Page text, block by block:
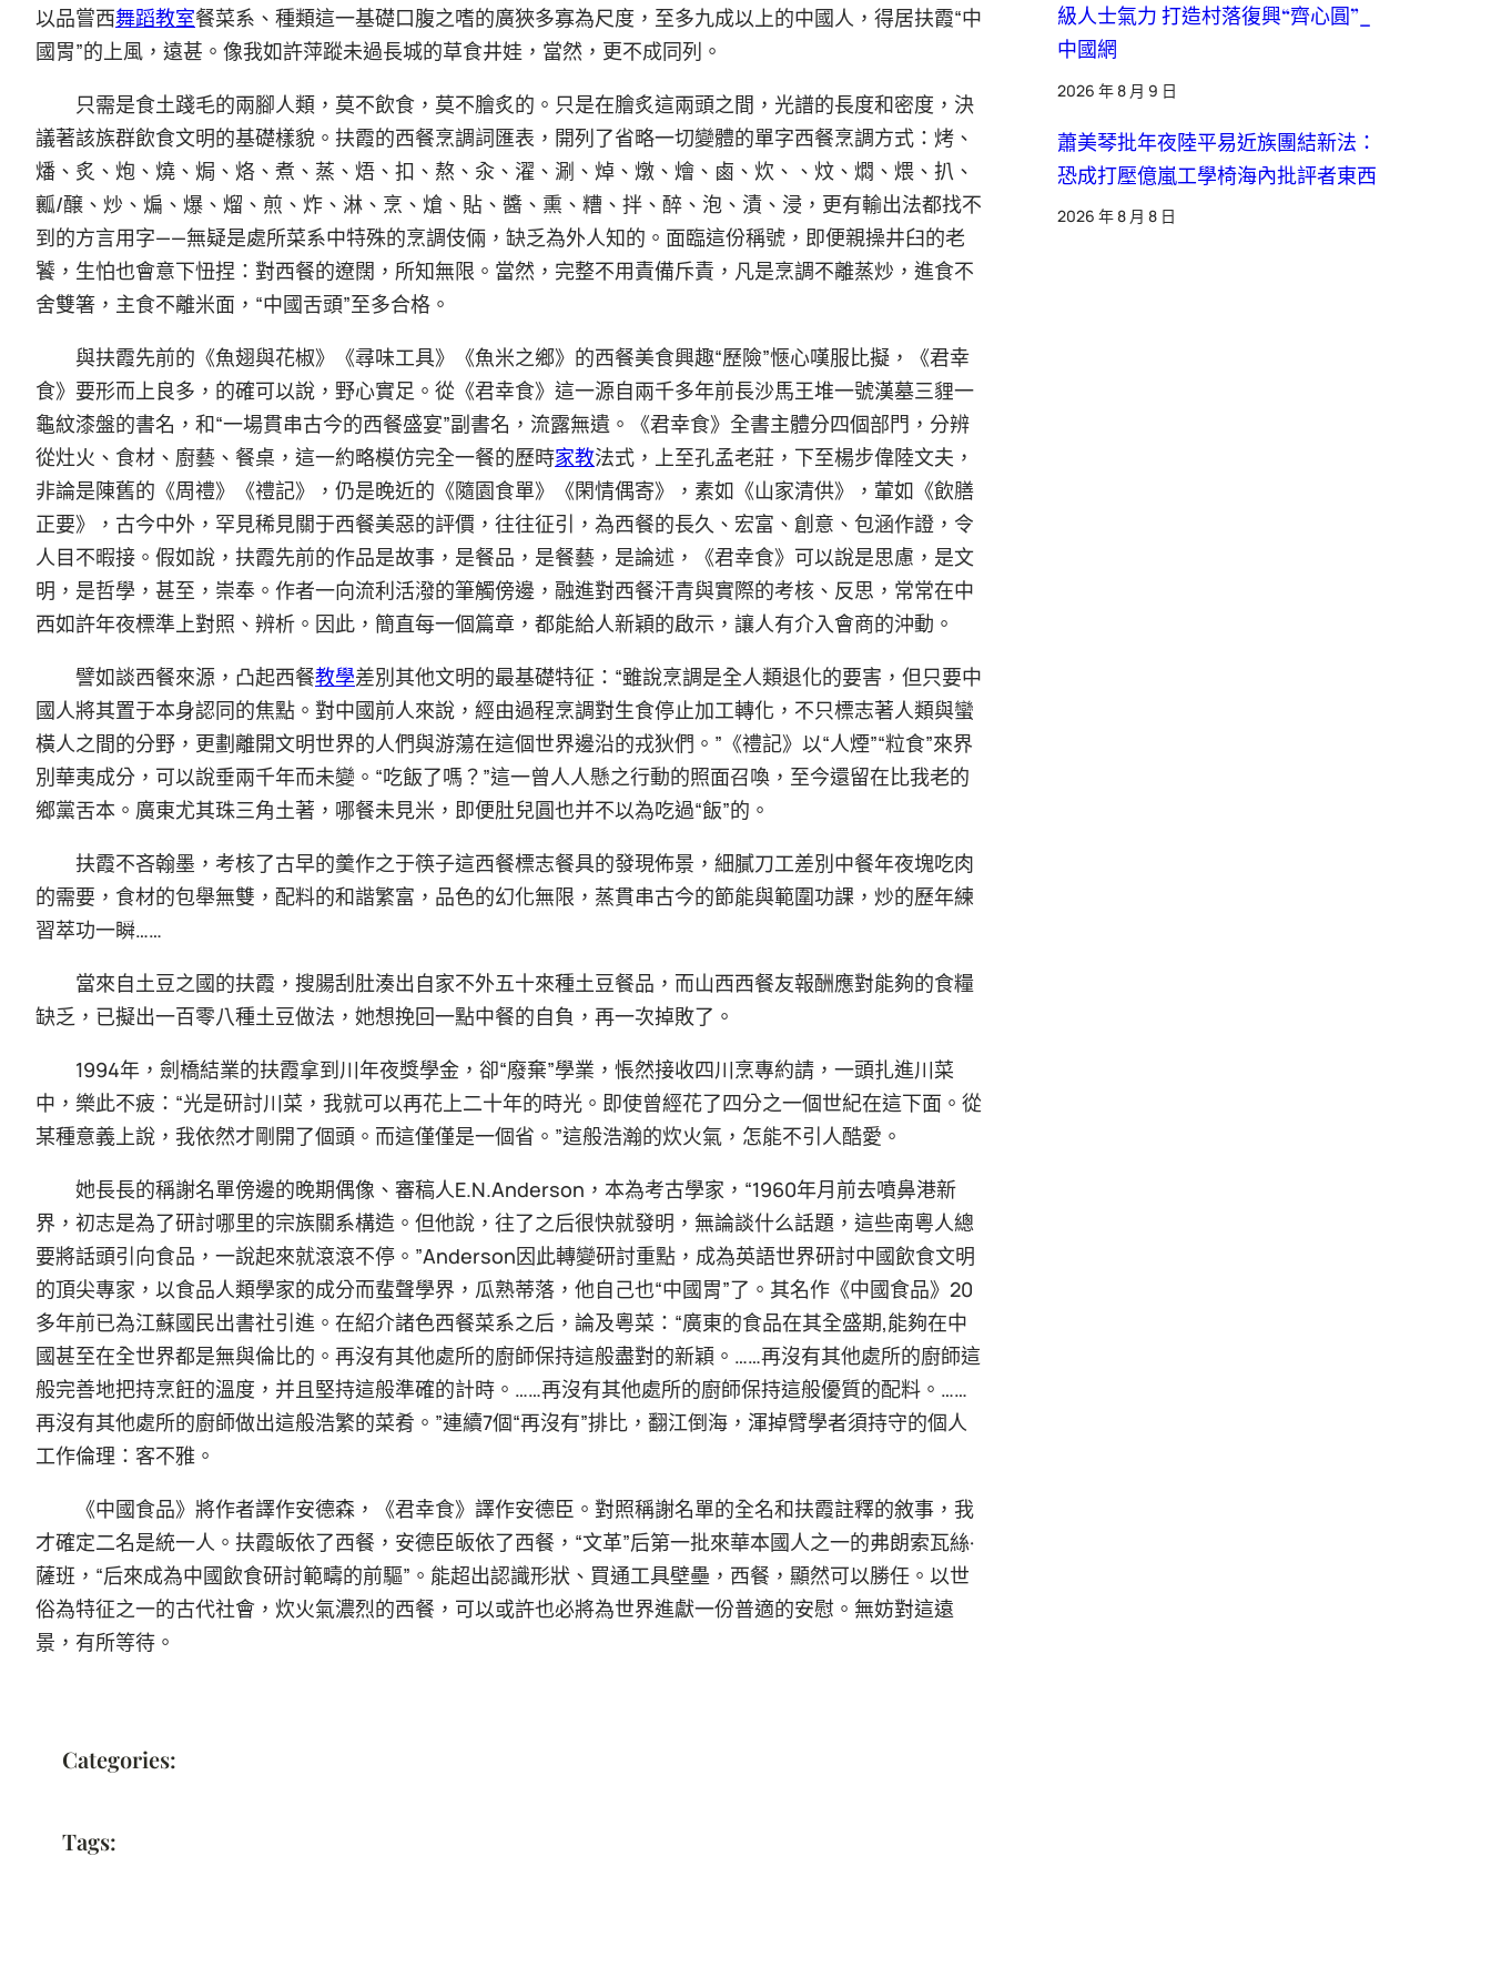
以品嘗西舞蹈教室餐菜系、種類這一基礎口腹之嗜的廣狹多寡為尺度，至多九成以上的中國人，得居扶霞“中
國胃”的上風，遠甚。像我如許萍蹤未過長城的草食井娃，當然，更不成同列。
只需是食土踐毛的兩腳人類，莫不飲食，莫不膾炙的。只是在膾炙這兩頭之間，光譜的長度和密度，決
議著該族群飲食文明的基礎樣貌。扶霞的西餐烹調詞匯表，開列了省略一切變體的單字西餐烹調方式：烤、
燔、炙、炮、燒、焗、烙、煮、蒸、焐、扣、熬、汆、濯、涮、焯、燉、燴、鹵、炊、、炆、燜、煨、扒、
瓤/醸、炒、煸、爆、熘、煎、炸、淋、烹、熗、貼、醬、熏、糟、拌、醉、泡、漬、浸，更有輸出法都找不
到的方言用字——無疑是處所菜系中特殊的烹調伎倆，缺乏為外人知的。面臨這份稱號，即便親操井臼的老
饕，生怕也會意下忸捏：對西餐的遼闊，所知無限。當然，完整不用責備斥責，凡是烹調不離蒸炒，進食不
舍雙箸，主食不離米面，“中國舌頭”至多合格。
與扶霞先前的《魚翅與花椒》《尋味工具》《魚米之鄉》的西餐美食興趣“歷險”愜心嘆服比擬，《君幸
食》要形而上良多，的確可以說，野心實足。從《君幸食》這一源自兩千多年前長沙馬王堆一號漢墓三貍一
龜紋漆盤的書名，和“一場貫串古今的西餐盛宴”副書名，流露無遺。《君幸食》全書主體分四個部門，分辨
從灶火、食材、廚藝、餐桌，這一約略模仿完全一餐的歷時家教法式，上至孔孟老莊，下至楊步偉陸文夫，
非論是陳舊的《周禮》《禮記》，仍是晚近的《隨園食單》《閑情偶寄》，素如《山家清供》，葷如《飲膳
正要》，古今中外，罕見稀見關于西餐美惡的評價，往往征引，為西餐的長久、宏富、創意、包涵作證，令
人目不暇接。假如說，扶霞先前的作品是故事，是餐品，是餐藝，是論述，《君幸食》可以說是思慮，是文
明，是哲學，甚至，崇奉。作者一向流利活潑的筆觸傍邊，融進對西餐汗青與實際的考核、反思，常常在中
西如許年夜標準上對照、辨析。因此，簡直每一個篇章，都能給人新穎的啟示，讓人有介入會商的沖動。
譬如談西餐來源，凸起西餐教學差別其他文明的最基礎特征：“雖說烹調是全人類退化的要害，但只要中
國人將其置于本身認同的焦點。對中國前人來說，經由過程烹調對生食停止加工轉化，不只標志著人類與蠻
橫人之間的分野，更劃離開文明世界的人們與游蕩在這個世界邊沿的戎狄們。”《禮記》以“人煙”“粒食”來界
別華夷成分，可以說垂兩千年而未變。“吃飯了嗎？”這一曾人人懸之行動的照面召喚，至今還留在比我老的
鄉黨舌本。廣東尤其珠三角土著，哪餐未見米，即便肚兒圓也并不以為吃過“飯”的。
扶霞不吝翰墨，考核了古早的羹作之于筷子這西餐標志餐具的發現佈景，細膩刀工差別中餐年夜塊吃肉
的需要，食材的包舉無雙，配料的和諧繁富，品色的幻化無限，蒸貫串古今的節能與範圍功課，炒的歷年練
習萃功一瞬……
當來自土豆之國的扶霞，搜腸刮肚湊出自家不外五十來種土豆餐品，而山西西餐友報酬應對能夠的食糧
缺乏，已擬出一百零八種土豆做法，她想挽回一點中餐的自負，再一次掉敗了。
1994年，劍橋結業的扶霞拿到川年夜獎學金，卻“廢棄”學業，悵然接收四川烹專約請，一頭扎進川菜
中，樂此不疲：“光是研討川菜，我就可以再花上二十年的時光。即使曾經花了四分之一個世紀在這下面。從
某種意義上說，我依然才剛開了個頭。而這僅僅是一個省。”這般浩瀚的炊火氣，怎能不引人酷愛。
她長長的稱謝名單傍邊的晚期偶像、審稿人E.N.Anderson，本為考古學家，“1960年月前去噴鼻港新
界，初志是為了研討哪里的宗族關系構造。但他說，往了之后很快就發明，無論談什么話題，這些南粵人總
要將話頭引向食品，一說起來就滾滾不停。”Anderson因此轉變研討重點，成為英語世界研討中國飲食文明
的頂尖專家，以食品人類學家的成分而蜚聲學界，瓜熟蒂落，他自己也“中國胃”了。其名作《中國食品》20
多年前已為江蘇國民出書社引進。在紹介諸色西餐菜系之后，論及粵菜：“廣東的食品在其全盛期,能夠在中
國甚至在全世界都是無與倫比的。再沒有其他處所的廚師保持這般盡對的新穎。……再沒有其他處所的廚師這
般完善地把持烹飪的溫度，并且堅持這般準確的計時。……再沒有其他處所的廚師保持這般優質的配料。……
再沒有其他處所的廚師做出這般浩繁的菜肴。”連續7個“再沒有”排比，翻江倒海，渾掉臂學者須持守的個人
工作倫理：客不雅。
《中國食品》將作者譯作安德森，《君幸食》譯作安德臣。對照稱謝名單的全名和扶霞註釋的敘事，我
才確定二名是統一人。扶霞皈依了西餐，安德臣皈依了西餐，“文革”后第一批來華本國人之一的弗朗索瓦絲·
薩班，“后來成為中國飲食研討範疇的前驅”。能超出認識形狀、買通工具壁壘，西餐，顯然可以勝任。以世
俗為特征之一的古代社會，炊火氣濃烈的西餐，可以或許也必將為世界進獻一份普適的安慰。無妨對這遠
景，有所等待。
Categories:
Tags:
級人士氣力 打造村落復興“齊心圓”_
中國網
2026 年 8 月 9 日
蕭美琴批年夜陸平易近族團結新法：
恐成打壓億嵐工學椅海內批評者東西
2026 年 8 月 8 日